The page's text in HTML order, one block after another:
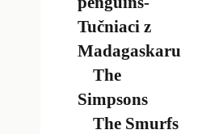
Tučniaci z
Madagaskaru
The
Simpsons
The Smurfs